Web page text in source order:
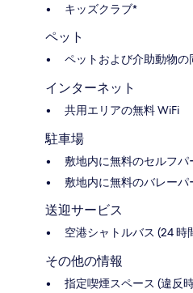
キッズクラブ*
ペット
ペットおよび介助動物の
インターネット
共用エリアの無料 WiFi
駐車場
敷地内に無料のセルフパ
敷地内に無料のバレーパ
送迎サービス
空港シャトルバス (24
その他の情報
指定喫煙スペース (違反